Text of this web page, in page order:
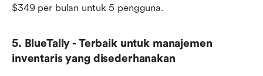
$349 per bulan untuk 5 pengguna.
5. BlueTally - Terbaik untuk manajemen
inventaris yang disederhanakan